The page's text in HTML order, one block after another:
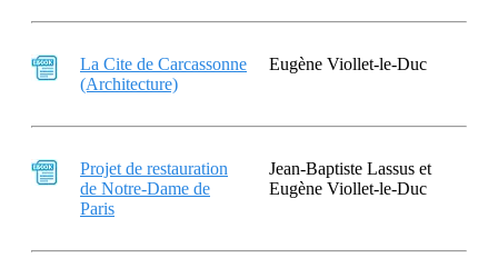
La Cite de Carcassonne
(Architecture)
Eugène Viollet-le-Duc
Projet de restauration
de Notre-Dame de
Paris
Jean-Baptiste Lassus et
Eugène Viollet-le-Duc